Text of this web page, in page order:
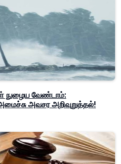
நுழைய வேண்டாம்:
அவசர அறிவுறுத்தல்!